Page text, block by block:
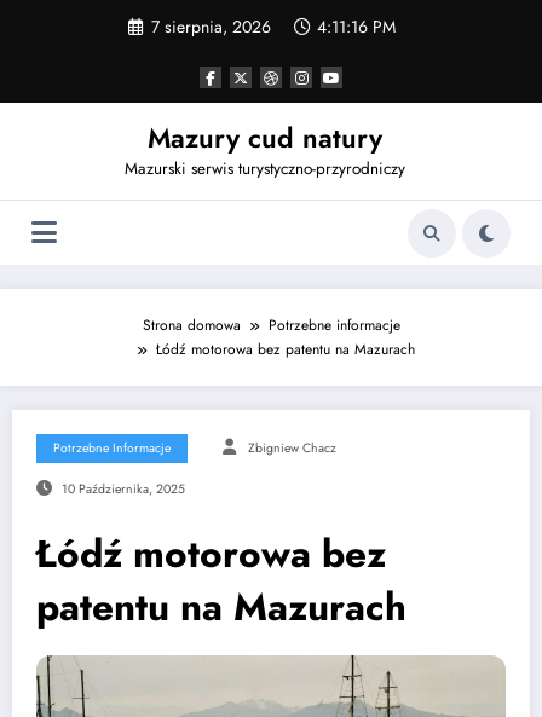
7 sierpnia, 2026 4:11:17 PM
Mazury cud natury
Mazurski serwis turystyczno-przyrodniczy
Strona domowa
Potrzebne informacje
Łódź motorowa bez patentu na Mazurach
Potrzebne Informacje Zbigniew Chacz
10 Października, 2025
Łódź motorowa bez
patentu na Mazurach